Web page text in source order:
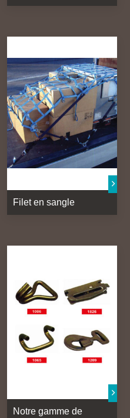
Filet en sangle
Notre gamme de